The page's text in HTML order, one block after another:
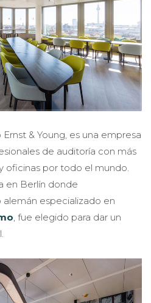
& Young, es una empresa
de auditoría con más
oficinas por todo el mundo.
en Berlín donde
alemán especializado en
, fue elegido para dar un